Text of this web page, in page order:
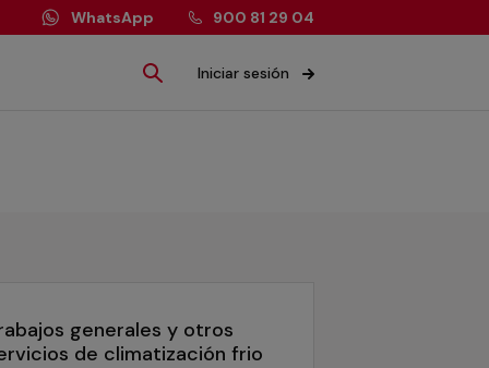
WhatsApp 900 81 29 04
Iniciar sesión
generales y otros
de climatización frio